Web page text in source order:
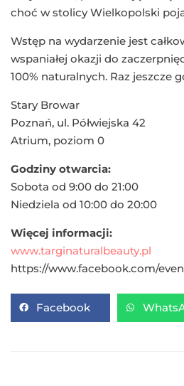
choć w stolicy Wielkopolski
Wstęp na wydarzenie jest
wspaniałej okazji do
100% naturalnych. Raz jeszcze
Stary Browar
Poznań, ul. Półwiejska 42
Atrium, poziom 0
Godziny otwarcia:
Sobota od 9:00 do 21:00
Niedziela od 10:00 do 20:00
Więcej informacji:
www.targinaturalbeauty.pl
https://www.facebook.com/
Facebook